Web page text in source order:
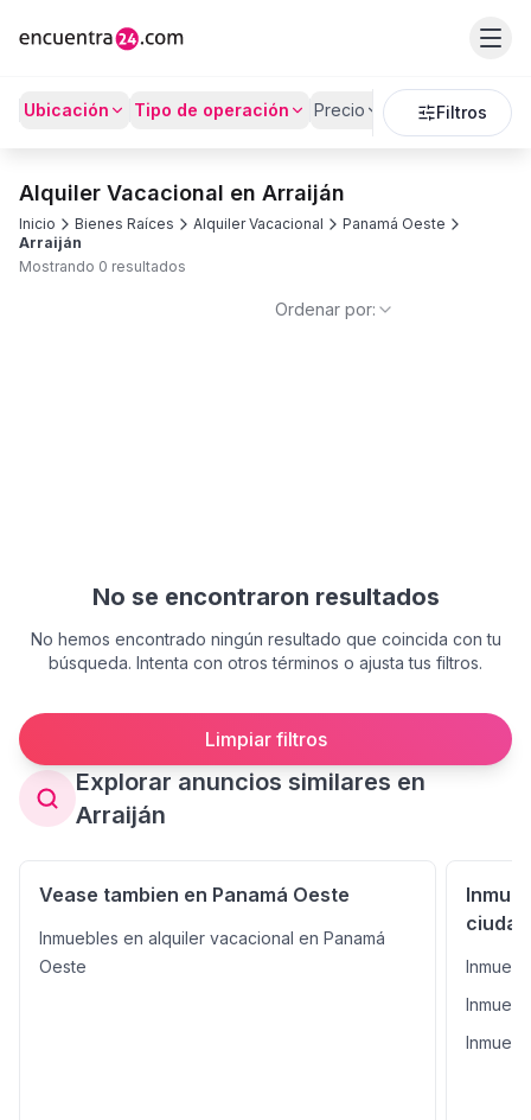
Ubicación Tipo de operación Precio Recámaras
Filtros
Alquiler Vacacional en Arraiján
Inicio Bienes Raíces Alquiler Vacacional
Panamá Oeste
Arraiján
Mostrando 0 resultados
Ordenar por:
No se encontraron resultados
No hemos encontrado ningún resultado que coincida con tu
búsqueda. Intenta con otros términos o ajusta tus filtros.
Limpiar filtros
Explorar anuncios similares en
Arraiján
Vease tambien en Panamá Oeste
Inmuebles en alquiler vacacional en Panamá
Oeste